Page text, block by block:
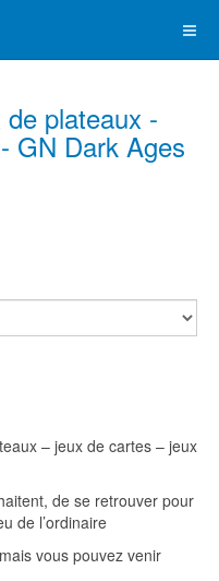
plateaux -
GN Dark Ages
– jeux de cartes – jeux
de se retrouver pour
de l’ordinaire
vous pouvez venir